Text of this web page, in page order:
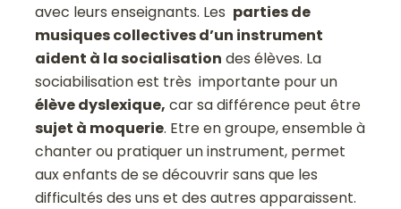
avec leurs enseignants. Les parties de
musiques collectives d’un instrument
aident à la socialisation des élèves. La
sociabilisation est très importante pour un
élève dyslexique, car sa différence peut être
sujet à moquerie. Etre en groupe, ensemble à
chanter ou pratiquer un instrument, permet
aux enfants de se découvrir sans que les
difficultés des uns et des autres apparaissent.